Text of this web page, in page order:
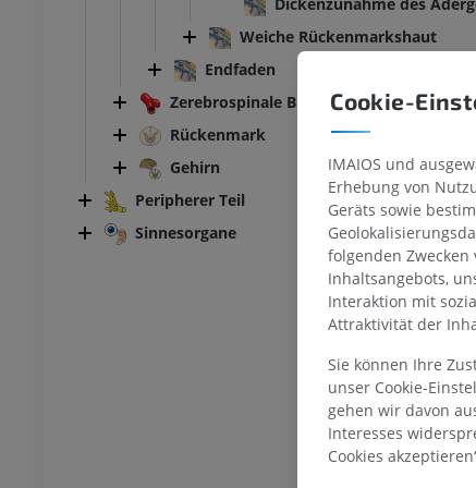
Weiche Rückenmarkshaut
Endfaden
Zerebrospinale Blutgefäße
Rückenmark
Gehirn
Peripherer Teil
Sinnesorgane
SPRUNGGELENK-FUSS
Fußwurzel-MRT
MRT Vorfuß
MRT der unteren Extremität
Cookie-
IMAIOS und
Erhebung von
Geräts sowie
folgenden
Inhaltsangebots,
Interaktion mit
Attraktivität der
Sie können Ihre
unser Cookie-
gehen wir davon
Interesses
Cookies